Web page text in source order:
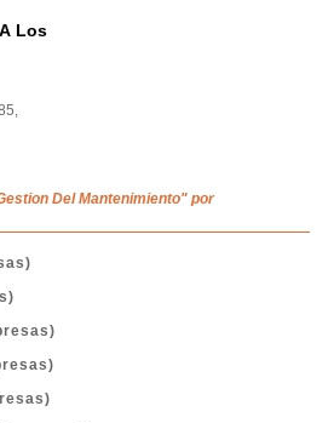
Los
85,
Del Mantenimiento" por